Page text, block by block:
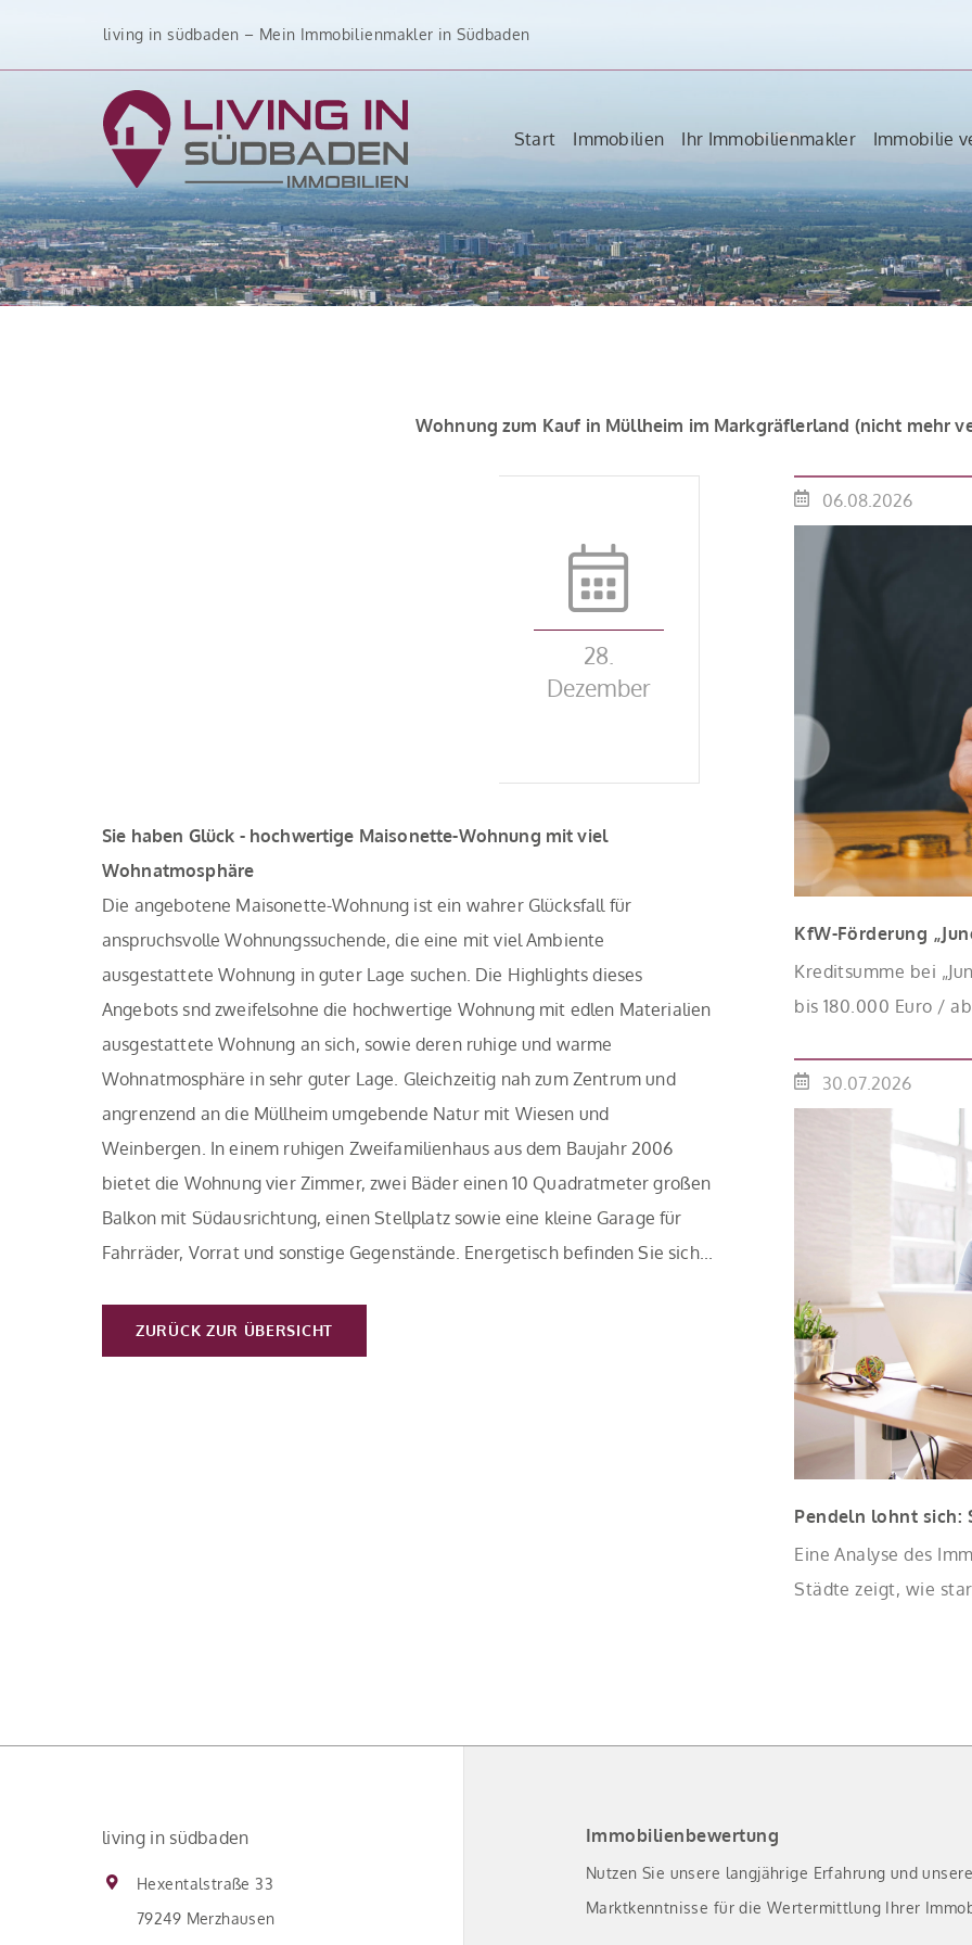
living in südbaden – Mein Immobilienmakler in Südbaden
Start Immobilien Ihr Immobilienmakler Immobilie
Wohnung zum Kauf in Müllheim im Markgräflerland (nicht mehr
28.
Dezember
Sie haben Glück - hochwertige Maisonette-Wohnung mit viel
Wohnatmosphäre
Die angebotene Maisonette-Wohnung ist ein wahrer Glücksfall für
anspruchsvolle Wohnungssuchende, die eine mit viel Ambiente
ausgestattete Wohnung in guter Lage suchen. Die Highlights dieses
Angebots snd zweifelsohne die hochwertige Wohnung mit edlen Materialien
ausgestattete Wohnung an sich, sowie deren ruhige und warme
Wohnatmosphäre in sehr guter Lage. Gleichzeitig nah zum Zentrum und
angrenzend an die Müllheim umgebende Natur mit Wiesen und
Weinbergen. In einem ruhigen Zweifamilienhaus aus dem Baujahr 2006
bietet die Wohnung vier Zimmer, zwei Bäder einen 10 Quadratmeter großen
Balkon mit Südausrichtung, einen Stellplatz sowie eine kleine Garage für
Fahrräder, Vorrat und sonstige Gegenstände. Energetisch befinden Sie sich...
ZURÜCK ZUR ÜBERSICHT
06.08.2026
KfW-Förderung
Kreditsumme bei
bis 180.000 Euro /
effektiv bei 35 Jahren
Antragstellende
binnen 54 Monaten
30.07.2026
Pendeln lohnt sich:
Eine Analyse des
Städte zeigt, wie
living in südbaden
Hexentalstraße 33
79249 Merzhausen
Immobilienbewertung
Nutzen Sie unsere langjährige Erfahrung und
Marktkenntnisse für die Wertermittlung Ihrer